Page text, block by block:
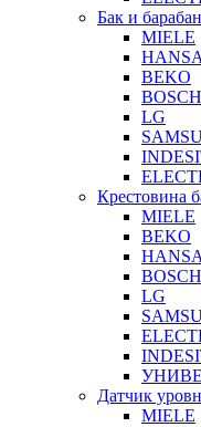
Бак и барабан
MIELE
HANSA
BEKO
LG
Крестовина
MIELE
BEKO
HANSA
LG
Датчик
MIELE